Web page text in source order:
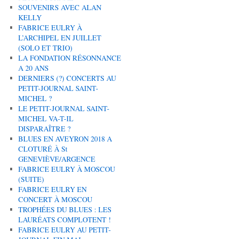
SOUVENIRS AVEC ALAN
KELLY
FABRICE EULRY À
L’ARCHIPEL EN JUILLET
(SOLO ET TRIO)
LA FONDATION RÉSONNANCE
A 20 ANS
DERNIERS (?) CONCERTS AU
PETIT-JOURNAL SAINT-
MICHEL ?
LE PETIT-JOURNAL SAINT-
MICHEL VA-T-IL
DISPARAÎTRE ?
BLUES EN AVEYRON 2018 A
CLOTURÉ À St
GENEVIÈVE/ARGENCE
FABRICE EULRY À MOSCOU
(SUITE)
FABRICE EULRY EN
CONCERT À MOSCOU
TROPHÉES DU BLUES : LES
LAURÉATS COMPLOTENT !
FABRICE EULRY AU PETIT-